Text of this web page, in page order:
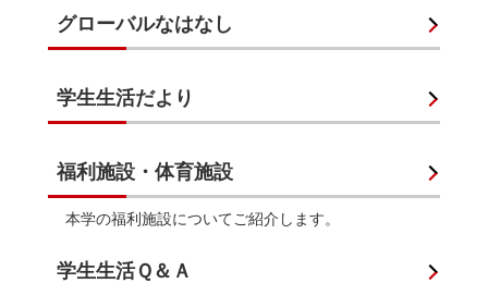
グローバルなはなし
学生生活だより
福利施設・体育施設
本学の福利施設についてご紹介します。
学生生活Ｑ＆Ａ